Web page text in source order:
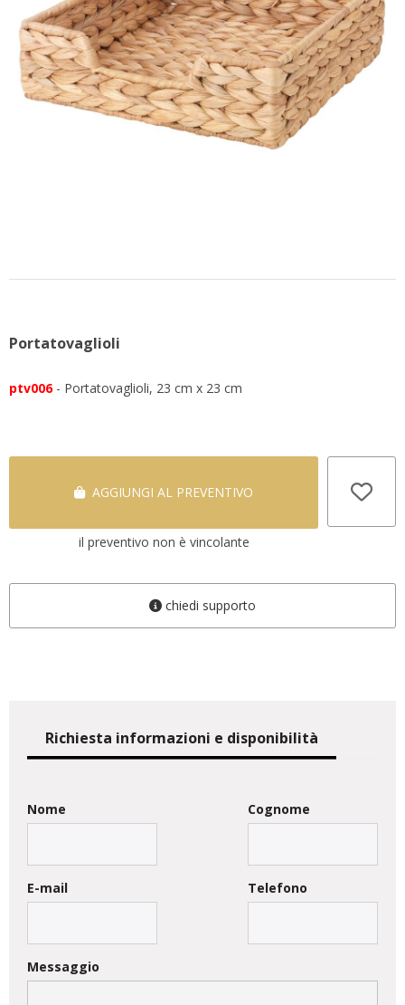
Portatovaglioli
ptv006- Portatovaglioli, 23 cm x 23 cm
AGGIUNGI AL PREVENTIVO
il preventivo non è vincolante
chiedi supporto
Richiesta informazioni e disponibilità
Nome Cognome
E-mail Telefono
Messaggio